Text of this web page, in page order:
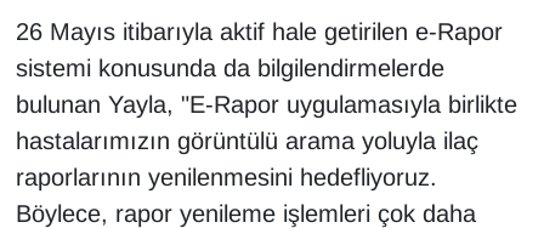
26 Mayıs itibarıyla aktif hale getirilen e-Rapor
sistemi konusunda da bilgilendirmelerde
bulunan Yayla, "E-Rapor uygulamasıyla birlikte
hastalarımızın görüntülü arama yoluyla ilaç
raporlarının yenilenmesini hedefliyoruz.
Böylece, rapor yenileme işlemleri çok daha
YAŞAM